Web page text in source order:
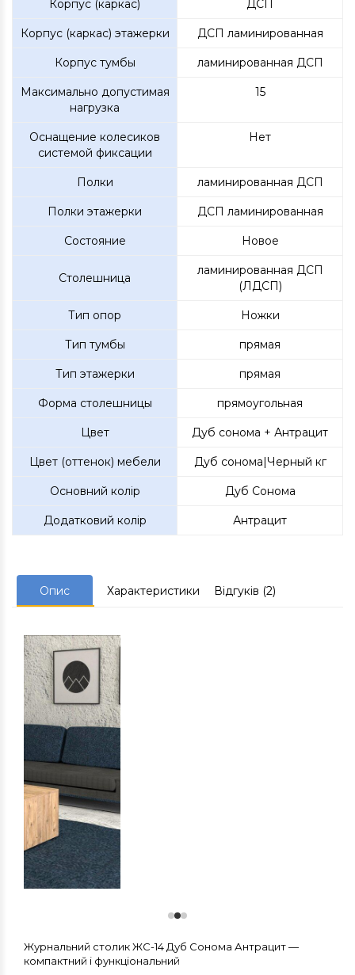
Корпус (каркас) ДСП
Корпус (каркас) этажерки ДСП ламинированная
Корпус тумбы ламинированная ДСП
Максимально допустимая
нагрузка
15
Оснащение колесиков
системой фиксации
Нет
Полки ламинированная ДСП
Полки этажерки ДСП ламинированная
Состояние Новое
Столешница
ламинированная ДСП
(ЛДСП)
Тип опор Ножки
Тип тумбы прямая
Тип этажерки прямая
Форма столешницы прямоугольная
Цвет Дуб сонома + Антрацит
Цвет (оттенок) мебели Дуб сонома|Черный кг
Основний колір Дуб Сонома
Додатковий колір Антрацит
Опис Характеристики Відгуків (2)
Журнальний столик ЖС-14 Дуб Сонома Антрацит —
компактний і функціональний